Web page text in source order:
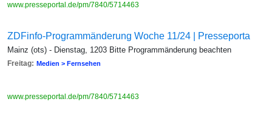
www.presseportal.de/pm/7840/5714463
ZDFinfo-Programmänderung Woche 11/24 | Presseporta
Mainz (ots) - Dienstag, 1203 Bitte Programmänderung beachten
Freitag: Medien > Fernsehen
www.presseportal.de/pm/7840/5714463